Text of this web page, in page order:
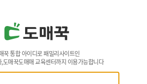
꾹 통합 아이디로 패밀리사이트인
,도매꾹도매매 교육센터까지 이용가능합니다